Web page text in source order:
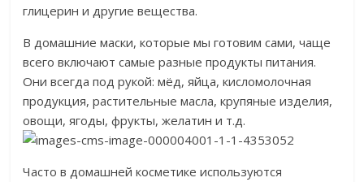
глицерин и другие вещества.
В домашние маски, которые мы готовим сами, чаще
всего включают самые разные продукты питания.
Они всегда под рукой: мёд, яйца, кисломолочная
продукция, растительные масла, крупяные изделия,
овощи, ягоды, фрукты, желатин и т.д.
Часто в домашней косметике используются